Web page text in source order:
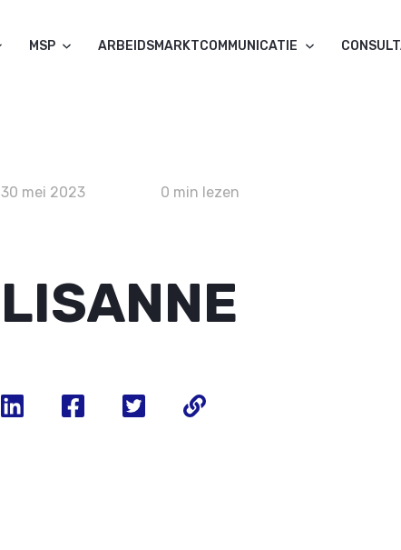
MSP ARBEIDSMARKTCOMMUNICATIE
30 mei 2023 0 min lezen
LISANNE